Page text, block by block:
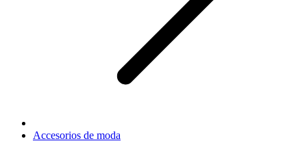
Accesorios de moda